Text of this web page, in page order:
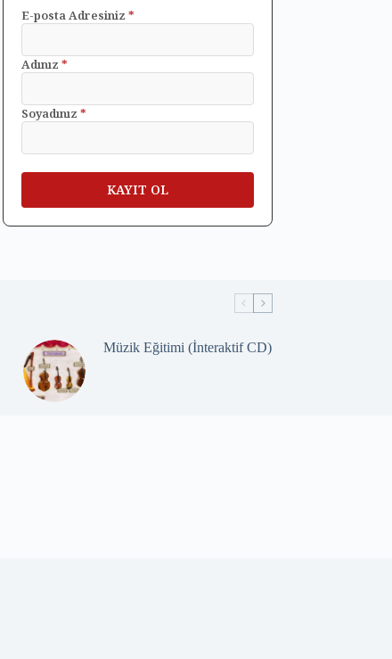
E-posta Adresiniz*
Adınız*
Soyadınız*
Müzik Eğitimi (İnteraktif CD)